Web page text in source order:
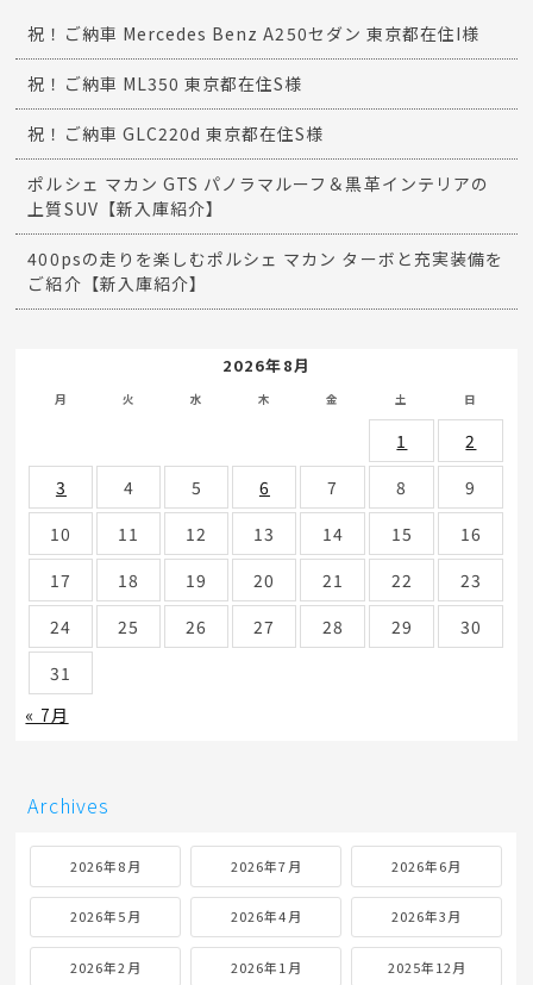
祝！ご納車 Mercedes Benz A250セダン 東京都在住I様
祝！ご納車 ML350 東京都在住S様
祝！ご納車 GLC220d 東京都在住S様
ポルシェ マカン GTS パノラマルーフ＆黒革インテリアの
上質SUV【新入庫紹介】
400psの走りを楽しむポルシェ マカン ターボと充実装備を
ご紹介【新入庫紹介】
2026年8月
月 火 水 木 金 土 日
1
2
3
4 5 6 7 8
9
10
11 12 13 14 15
16
17
18 19 20 21 22
23
24
25 26 27 28 29
30
31
« 7月
Archives
2026年8月 2026年7月 2026年6月
2026年5月 2026年4月 2026年3月
2026年2月 2026年1月 2025年12月